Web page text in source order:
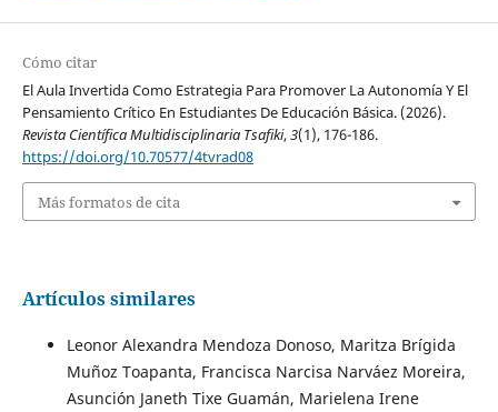
Cómo citar
El Aula Invertida Como Estrategia Para Promover La Autonomía Y El
Pensamiento Crítico En Estudiantes De Educación Básica. (2026).
Revista Científica Multidisciplinaria Tsafiki,3(1), 176-186.
https://doi.org/10.70577/4tvrad08
Más formatos de cita
Artículos similares
Leonor Alexandra Mendoza Donoso, Maritza Brígida
Muñoz Toapanta, Francisca Narcisa Narváez Moreira,
Asunción Janeth Tixe Guamán, Marielena Irene